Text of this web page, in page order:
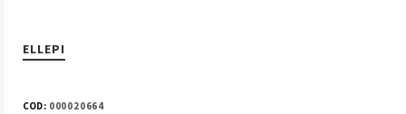
ELLEPI
COD:000020664